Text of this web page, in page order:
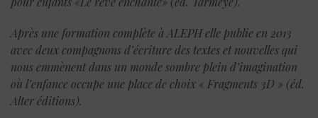
Après une formation complète à ALEPH elle publie en 2013
avec deux compagnons d’écriture des textes et nouvelles qui
nous emmènent dans un monde sombre plein d’imagination
où l’enfance occupe une place de choix « Fragments 3D » (éd.
Alter éditions).